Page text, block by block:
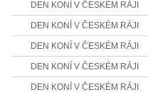
DEN KONÍ V ČESKÉM RÁJI
DEN KONÍ V ČESKÉM RÁJI
DEN KONÍ V ČESKÉM RÁJI
DEN KONÍ V ČESKÉM RÁJI
DEN KONÍ V ČESKÉM RÁJI